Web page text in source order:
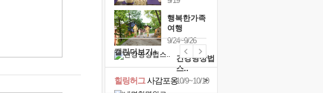
행복한가족
여행
9/24~9/26
건강명상법
스..
10/9~10/10
캘린더보기+
힐링허그사감포옹 >